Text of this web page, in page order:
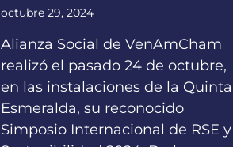
octubre 29, 2024
Alianza Social de VenAmCham
realizó el pasado 24 de octubre,
en las instalaciones de la Quinta
Esmeralda, su reconocido
Simposio Internacional de RSE y